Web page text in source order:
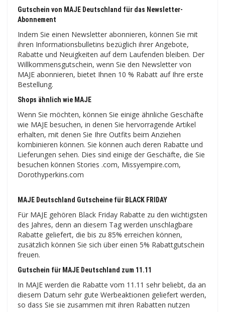
Gutschein von MAJE Deutschland für das Newsletter-
Abonnement
Indem Sie einen Newsletter abonnieren, können Sie mit
ihren Informationsbulletins bezüglich ihrer Angebote,
Rabatte und Neuigkeiten auf dem Laufenden bleiben. Der
Willkommensgutschein, wenn Sie den Newsletter von
MAJE abonnieren, bietet Ihnen 10 % Rabatt auf Ihre erste
Bestellung.
Shops ähnlich wie MAJE
Wenn Sie möchten, können Sie einige ähnliche Geschäfte
wie MAJE besuchen, in denen Sie hervorragende Artikel
erhalten, mit denen Sie Ihre Outfits beim Anziehen
kombinieren können. Sie können auch deren Rabatte und
Lieferungen sehen. Dies sind einige der Geschäfte, die Sie
besuchen können Stories .com, Missyempire.com,
Dorothyperkins.com
MAJE Deutschland Gutscheine für BLACK FRIDAY
Für MAJE gehören Black Friday Rabatte zu den wichtigsten
des Jahres, denn an diesem Tag werden unschlagbare
Rabatte geliefert, die bis zu 85% erreichen können,
zusätzlich können Sie sich über einen 5% Rabattgutschein
freuen.
Gutschein für MAJE Deutschland zum 11.11
In MAJE werden die Rabatte vom 11.11 sehr beliebt, da an
diesem Datum sehr gute Werbeaktionen geliefert werden,
so dass Sie sie zusammen mit ihren Rabatten nutzen